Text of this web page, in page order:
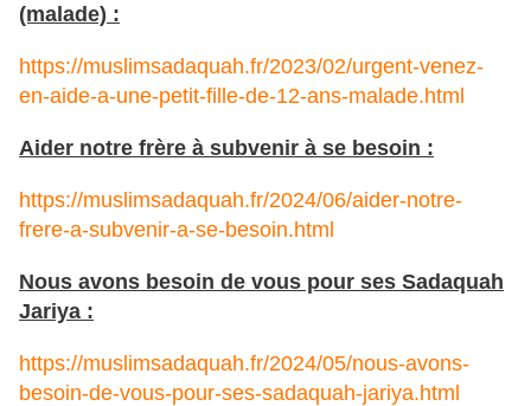
(malade) :
https://muslimsadaquah.fr/2023/02/urgent-venez-
en-aide-a-une-petit-fille-de-12-ans-malade.html
Aider notre frère à subvenir à se besoin :
https://muslimsadaquah.fr/2024/06/aider-notre-
frere-a-subvenir-a-se-besoin.html
Nous avons besoin de vous pour ses Sadaquah
Jariya :
https://muslimsadaquah.fr/2024/05/nous-avons-
besoin-de-vous-pour-ses-sadaquah-jariya.html